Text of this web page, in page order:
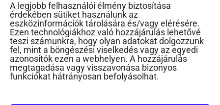
A legjobb felhasználói élmény biztosítása
érdekében sütiket használunk az
eszközinformációk tárolására és/vagy elérésére.
Ezen technológiákhoz való hozzájárulás lehetővé
teszi számunkra, hogy olyan adatokat dolgozzunk
fel, mint a böngészési viselkedés vagy az egyedi
azonosítók ezen a webhelyen. A hozzájárulás
megtagadása vagy visszavonása bizonyos
funkciókat hátrányosan befolyásolhat.
Gyermek és birtoklás
Mit tud a 3 hetes baba?
Képernyős mese